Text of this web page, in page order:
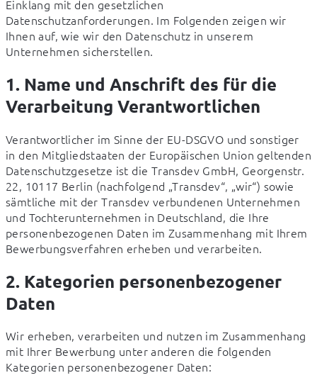
Einklang mit den gesetzlichen
Datenschutzanforderungen. Im Folgenden zeigen wir
Ihnen auf, wie wir den Datenschutz in unserem
Unternehmen sicherstellen.
1. Name und Anschrift des für die
Verarbeitung Verantwortlichen
Verantwortlicher im Sinne der EU-DSGVO und sonstiger
in den Mitgliedstaaten der Europäischen Union geltenden
Datenschutzgesetze ist die Transdev GmbH, Georgenstr.
22, 10117 Berlin (nachfolgend „Transdev“, „wir“) sowie
sämtliche mit der Transdev verbundenen Unternehmen
und Tochterunternehmen in Deutschland, die Ihre
personenbezogenen Daten im Zusammenhang mit Ihrem
Bewerbungsverfahren erheben und verarbeiten.
2. Kategorien personenbezogener
Daten
Wir erheben, verarbeiten und nutzen im Zusammenhang
mit Ihrer Bewerbung unter anderen die folgenden
Kategorien personenbezogener Daten: